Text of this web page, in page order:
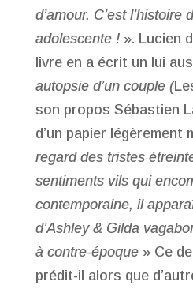
d’amour. C’est l’histoire
adolescente !». Lucien
livre en a écrit un lui
autopsie d’un couple (
son propos Sébastien
d’un papier
regard des tristes
sentiments vils qui
contemporaine, il
d’Ashley & Gilda
à contre-époque» Ce
prédit-il alors que